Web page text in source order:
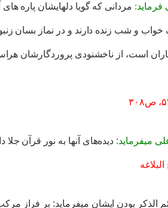
فرماید: مردانی که گویا دلهایشان پاره
خواب و شب زنده دارند و در نماز بسان
است، از ناخشنودی پروردگارشان
میفرماید: دیده‌های آنها به نور قرآن
البلاغه
الذکر بودن ایشان میفرماید: بر فراز